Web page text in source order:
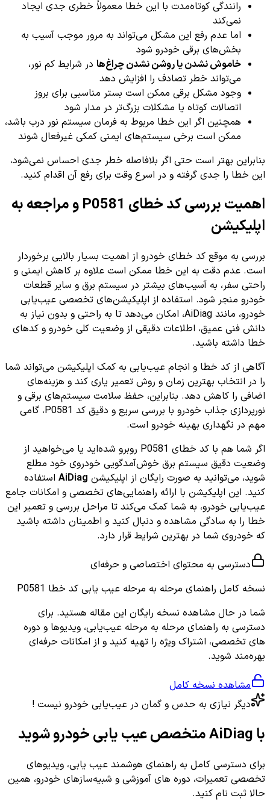
رانندگی کوتاه‌مدت با این خطا معمولاً خطری جدی ایجاد
نمی‌کند
اما عدم رفع این مشکل می‌تواند به مرور موجب آسیب به
بخش‌های برقی خودرو شود
خاموش نشدن یا روشن نشدن چراغ‌ها در شرایط کم نور،
می‌تواند خطر تصادف را افزایش دهد
وجود مشکل برقی ممکن است بستر مناسبی برای بروز
اتصالات کوتاه یا مشکلات بزرگ‌تر در مدار شود
همچنین اگر این خطا مربوط به فرمان سیستم نور درب باشد،
ممکن است برخی سیستم‌های ایمنی کمکی غیرفعال شوند
بنابراین بهتر است حتی اگر بلافاصله خطر جدی احساس نمی‌شود،
این خطا را جدی گرفته و در اسرع وقت برای رفع آن اقدام کنید.
اهمیت بررسی کد خطای P0581 و مراجعه به
اپلیکیشن
بررسی به موقع کد خطای خودرو از اهمیت بسیار بالایی برخوردار
است. عدم دقت به این خطا ممکن است علاوه بر کاهش ایمنی و
راحتی سفر، به آسیب‌های بیشتر در سیستم برق و سایر قطعات
خودرو منجر شود. استفاده از اپلیکیشن‌های تخصصی عیب‌یابی
خودرو، مانند AiDiag، امکان می‌دهد تا به راحتی و بدون نیاز به
دانش فنی عمیق، اطلاعات دقیقی از وضعیت کلی خودرو و کدهای
خطا داشته باشید.
آگاهی از کد خطا و انجام عیب‌یابی به کمک اپلیکیشن می‌تواند شما
را در انتخاب بهترین زمان و روش تعمیر یاری کند و هزینه‌های
اضافی را کاهش دهد. بنابراین، حفظ سلامت سیستم‌های برقی و
نورپردازی جذاب خودرو با بررسی سریع و دقیق کد P0581، گامی
مهم در نگهداری بهینه خودرو است.
اگر شما هم با کد خطای P0581 روبرو شده‌اید یا می‌خواهید از
وضعیت دقیق سیستم برق خوش‌آمدگویی خودروی خود مطلع
شوید، می‌توانید به صورت رایگان از اپلیکیشن AiDiag استفاده
کنید. این اپلیکیشن با ارائه راهنمایی‌های تخصصی و امکانات جامع
عیب‌یابی خودرو، به شما کمک می‌کند تا مراحل بررسی و تعمیر این
خطا را به سادگی مشاهده و دنبال کنید و اطمینان داشته باشید
که خودروی شما در بهترین شرایط قرار دارد.
دسترسی به محتوای اختصاصی و حرفه‌ای
نسخه کامل راهنمای مرحله به مرحله عیب یابی کد خطا P0581
شما در حال مشاهده نسخه رایگان این مقاله هستید. برای
دسترسی به راهنمای مرحله به مرحله عیب‌یابی، ویدیوها و دوره
های تخصصی، اشتراک ویژه را تهیه کنید و از امکانات حرفه‌ای
بهره‌مند شوید.
مشاهده نسخه کامل
دیگر نیازی به حدس و گمان در عیب‌یابی خودرو نیست !
با AiDiag متخصص عیب یابی خودرو شوید
برای دسترسی کامل به راهنمای هوشمند عیب یابی، ویدیوهای
تخصصی تعمیرات، دوره های آموزشی و شبیه‌سازهای خودرو، همین
حالا ثبت نام کنید.